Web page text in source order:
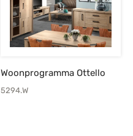
Woonprogramma Ottello
5294.W